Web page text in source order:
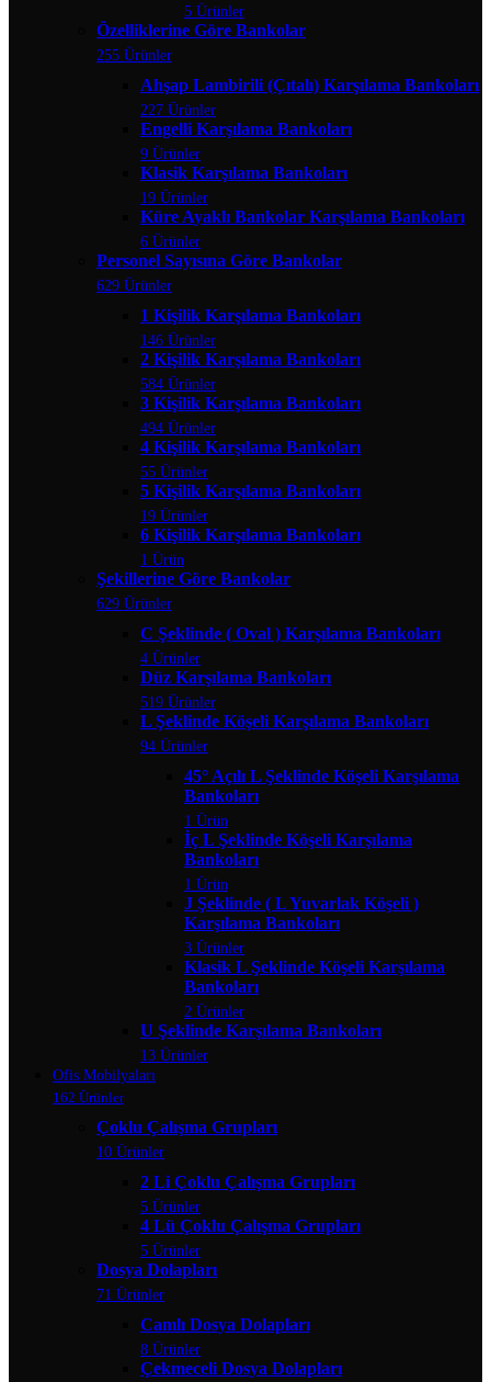
5 Ürünler
Özelliklerine Göre Bankolar
255 Ürünler
Ahşap Lambirili (Çıtalı) Karşılama Bankoları
227 Ürünler
Engelli Karşılama Bankoları
9 Ürünler
Klasik Karşılama Bankoları
19 Ürünler
Küre Ayaklı Bankolar Karşılama Bankoları
6 Ürünler
Personel Sayısına Göre Bankolar
629 Ürünler
1 Kişilik Karşılama Bankoları
146 Ürünler
2 Kişilik Karşılama Bankoları
584 Ürünler
3 Kişilik Karşılama Bankoları
494 Ürünler
4 Kişilik Karşılama Bankoları
55 Ürünler
5 Kişilik Karşılama Bankoları
19 Ürünler
6 Kişilik Karşılama Bankoları
1 Ürün
Şekillerine Göre Bankolar
629 Ürünler
C Şeklinde ( Oval ) Karşılama Bankoları
4 Ürünler
Düz Karşılama Bankoları
519 Ürünler
L Şeklinde Köşeli Karşılama Bankoları
94 Ürünler
45° Açılı L Şeklinde Köşeli Karşılama
Bankoları
1 Ürün
İç L Şeklinde Köşeli Karşılama
Bankoları
1 Ürün
J Şeklinde ( L Yuvarlak Köşeli )
Karşılama Bankoları
3 Ürünler
Klasik L Şeklinde Köşeli Karşılama
Bankoları
2 Ürünler
U Şeklinde Karşılama Bankoları
13 Ürünler
Ofis Mobilyaları
162 Ürünler
Çoklu Çalışma Grupları
10 Ürünler
2 Li Çoklu Çalışma Grupları
5 Ürünler
4 Lü Çoklu Çalışma Grupları
5 Ürünler
Dosya Dolapları
71 Ürünler
Camlı Dosya Dolapları
8 Ürünler
Çekmeceli Dosya Dolapları